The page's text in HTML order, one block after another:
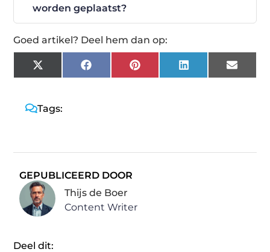
worden geplaatst?
Goed artikel? Deel hem dan op:
X
(Twitter)
FacebookPinterestLinkedIn Email
Tags:
GEPUBLICEERD DOOR
Thijs de Boer
Content Writer
Deel dit: